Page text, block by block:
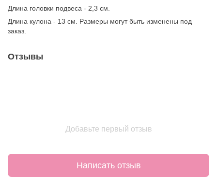
Длина головки подвеса - 2,3 см.
Длина кулона - 13 см. Размеры могут быть изменены под
заказ.
Отзывы
Добавьте первый отзыв
Написать отзыв